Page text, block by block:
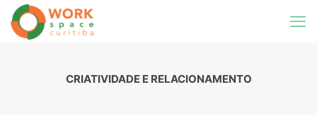
CRIATIVIDADE E RELACIONAMENTO